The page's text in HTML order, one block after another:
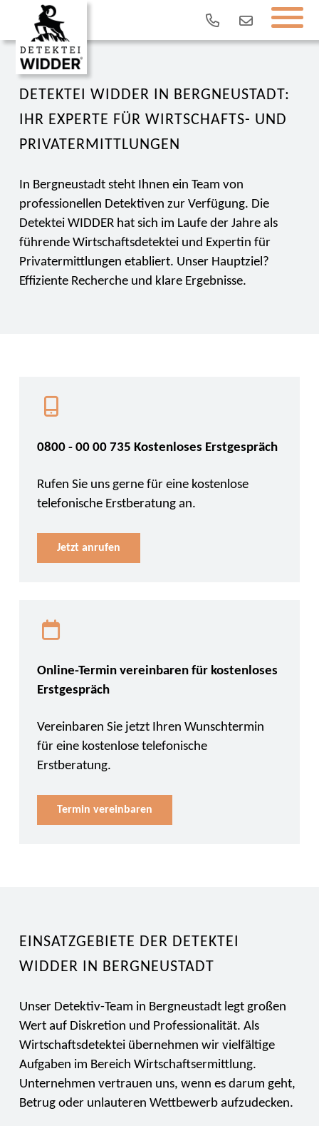
DETEKTEI WIDDER IN BERGNEUSTADT:
IHR EXPERTE FÜR WIRTSCHAFTS- UND
PRIVATERMITTLUNGEN
In Bergneustadt steht Ihnen ein Team von
professionellen Detektiven zur Verfügung. Die
Detektei WIDDER hat sich im Laufe der Jahre als
führende Wirtschaftsdetektei und Expertin für
Privatermittlungen etabliert. Unser Hauptziel?
Effiziente Recherche und klare Ergebnisse.
0800 - 00 00 735 Kostenloses Erstgespräch
Rufen Sie uns gerne für eine kostenlose
telefonische Erstberatung an.
Jetzt anrufen
Online-Termin vereinbaren für kostenloses
Erstgespräch
Vereinbaren Sie jetzt Ihren Wunschtermin
für eine kostenlose telefonische
Erstberatung.
Termin vereinbaren
EINSATZGEBIETE DER DETEKTEI
WIDDER IN BERGNEUSTADT
Unser Detektiv-Team in Bergneustadt legt großen
Wert auf Diskretion und Professionalität. Als
Wirtschaftsdetektei übernehmen wir vielfältige
Aufgaben im Bereich Wirtschaftsermittlung.
Unternehmen vertrauen uns, wenn es darum geht,
Betrug oder unlauteren Wettbewerb aufzudecken.